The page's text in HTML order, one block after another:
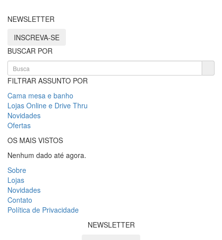
NEWSLETTER
INSCREVA-SE
BUSCAR POR
FILTRAR ASSUNTO POR
Cama mesa e banho
Lojas Online e Drive Thru
Novidades
Ofertas
OS MAIS VISTOS
Nenhum dado até agora.
Sobre
Lojas
Novidades
Contato
Política de Privacidade
NEWSLETTER